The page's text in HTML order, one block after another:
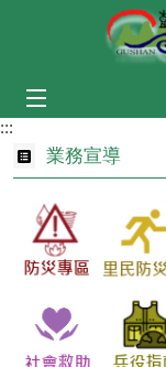
跳到主要內容區塊
:::
業務宣導